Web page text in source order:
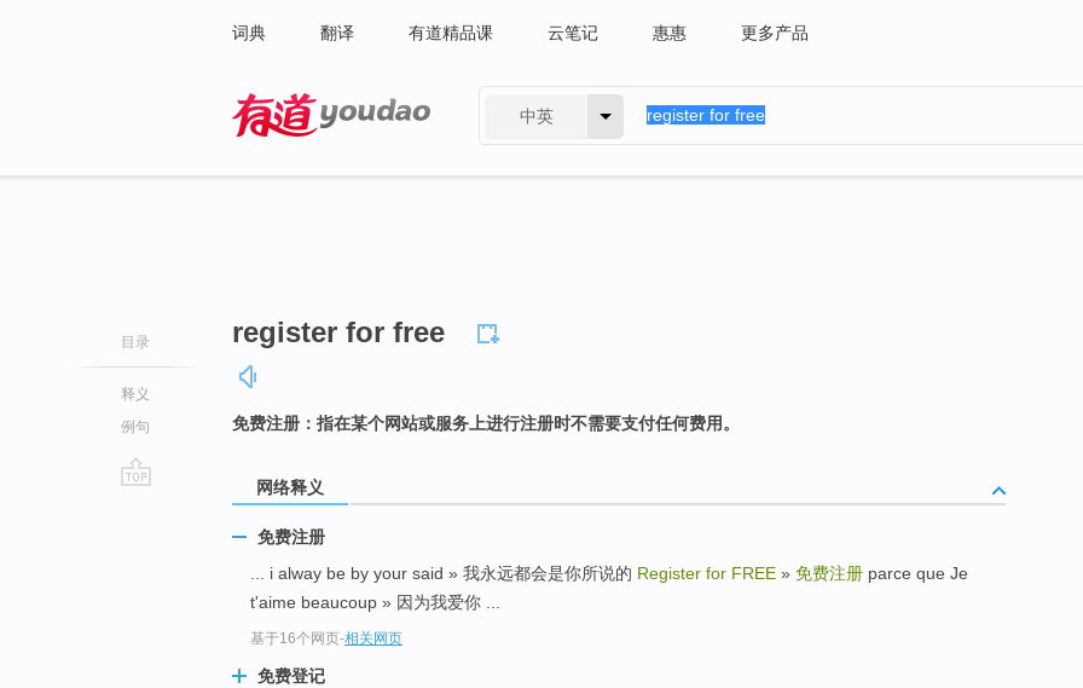
词典 翻译 有道精品课 云笔记 惠惠 更多产品
中英
目录
释义
例句
register for free
免费注册：指在某个网站或服务上进行注册时不需要支付任何费用。
网络释义
免费注册
... i alway be by your said » 我永远都会是你所说的 Register for FREE » 免费注册 parce que Je
t'aime beaucoup » 因为我爱你 ...
基于16个网页-相关网页
免费登记